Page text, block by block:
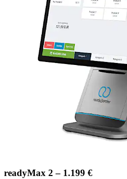
readyMax 2 – 1.199 €